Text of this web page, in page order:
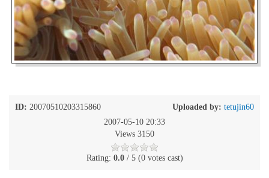
ID: 20070510203315860 Uploaded by: tetujin60
2007-05-10 20:33
Views 3150
Rating: 0.0/ 5 (0 votes cast)